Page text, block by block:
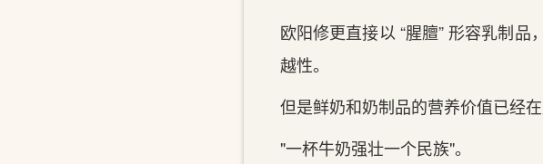
欧阳修更直接以 “腥膻” 形容乳制
越性。
但是鲜奶和奶制品的营养价值已经在
"一杯牛奶强壮一个民族"。